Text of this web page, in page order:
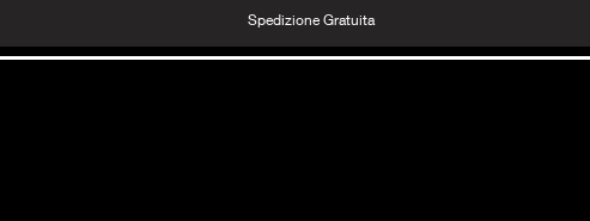
Spedizione Gratuita